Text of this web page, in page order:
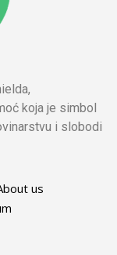
koja je simbol
i slobodi
us